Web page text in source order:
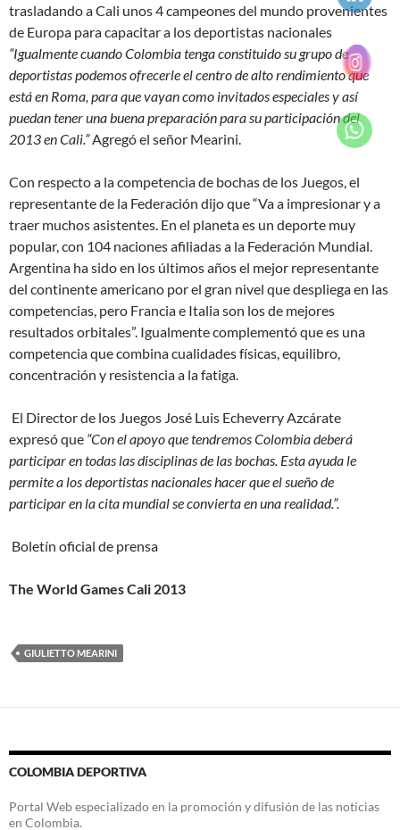
trasladando a Cali unos 4 campeones del mundo provenientes
de Europa para capacitar a los deportistas nacionales
“Igualmente cuando Colombia tenga constituido su grupo de
deportistas podemos ofrecerle el centro de alto rendimiento que
está en Roma, para que vayan como invitados especiales y así
puedan tener una buena preparación para su participación del
2013 en Cali.”Agregó el señor Mearini.
Con respecto a la competencia de bochas de los Juegos, el
representante de la Federación dijo que “Va a impresionar y a
traer muchos asistentes. En el planeta es un deporte muy
popular, con 104 naciones afiliadas a la Federación Mundial.
Argentina ha sido en los últimos años el mejor representante
del continente americano por el gran nivel que despliega en las
competencias, pero Francia e Italia son los de mejores
resultados orbitales”. Igualmente complementó que es una
competencia que combina cualidades físicas, equilibro,
concentración y resistencia a la fatiga.
El Director de los Juegos José Luis Echeverry Azcárate
expresó que “Con el apoyo que tendremos Colombia deberá
participar en todas las disciplinas de las bochas. Esta ayuda le
permite a los deportistas nacionales hacer que el sueño de
participar en la cita mundial se convierta en una realidad.”.
Boletín oficial de prensa
The World Games Cali 2013
GIULIETTO MEARINI
COLOMBIA DEPORTIVA
Portal Web especializado en la promoción y difusión de las noticias
en Colombia.